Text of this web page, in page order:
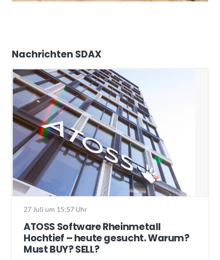
Nachrichten SDAX
27 Juli um 15:57 Uhr
ATOSS Software Rheinmetall
Hochtief – heute gesucht. Warum?
Must BUY? SELL?